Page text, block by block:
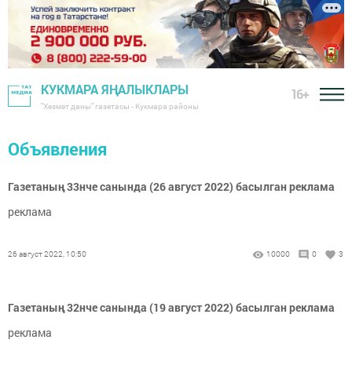
КУКМАРА ЯҢАЛЫКЛАРЫ
"Хезмәт даны" газетасы - Кукмара районы
16+
Объявления
Газетаның 33нче санында (26 август 2022) басылган реклама
реклама
26 август 2022, 10:50 10000 0 3
Газетаның 32нче санында (19 август 2022) басылган реклама
реклама